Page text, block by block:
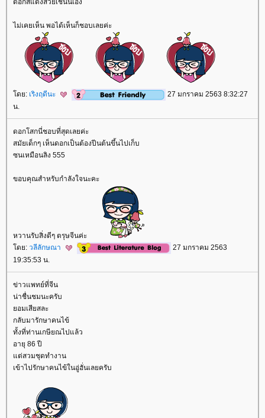
ไม่เคยเห็น พอได้เห็นก็ชอบเลยค่ะ
ดย: เริงฤดีนะ
27 มกราคม 2563 8:32:27
น.
ดอกโสกนี่ชอบที่สุดเลยค่ะ
สมัยเด็กๆ เห็นดอกเป็นต้องปีนต้นขึ้นไปเก็บ
ซนเหมือนลิง 555
ขอบคุณสำหรับกำลังใจนะคะ
หวานรับสิ่งดีๆ ตรุษจีนค่ะ
ดย: วลีลักษณา
27 มกราคม 2563
19:35:53 น.
ข่าวแพทย์ที่จีน
น่าชื่นชมนะครับ
อมเสียสละ
กลับมารักษาคนไข้
ทั้งที่ท่านเกษียณไปแล้ว
อายุ 86 ปี
ต่สวมชุดทำงาน
เข้าไปรักษาคนไข้ในอู่ฮั่นเลยครับ